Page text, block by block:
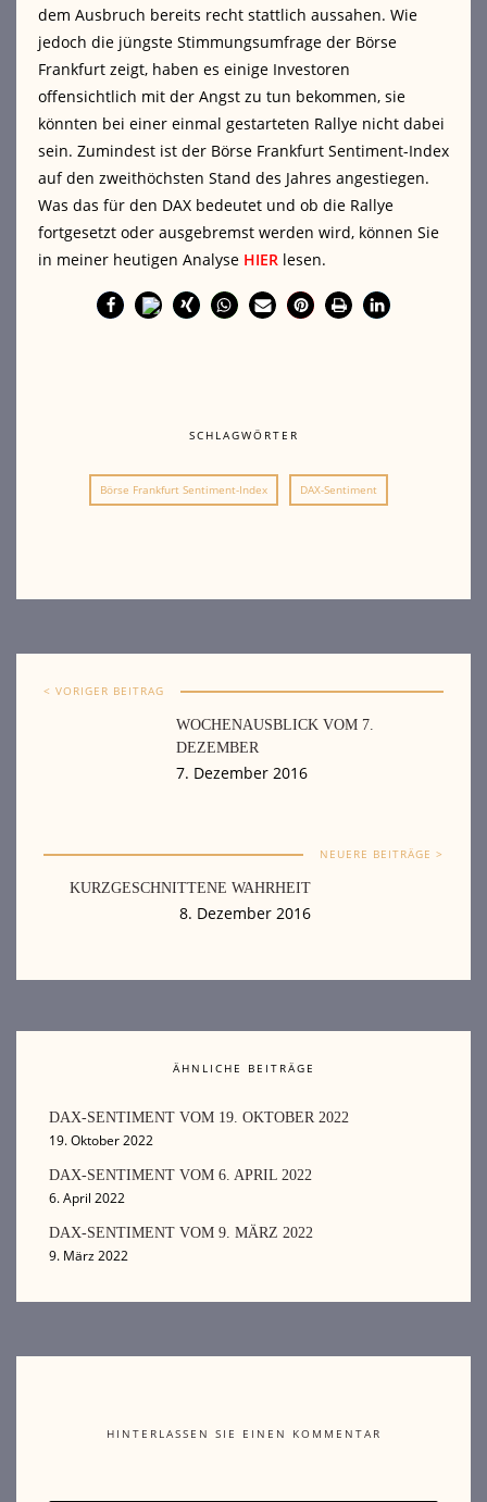
dem Ausbruch bereits recht stattlich aussahen. Wie
jedoch die jüngste Stimmungsumfrage der Börse
Frankfurt zeigt, haben es einige Investoren
offensichtlich mit der Angst zu tun bekommen, sie
könnten bei einer einmal gestarteten Rallye nicht dabei
sein. Zumindest ist der Börse Frankfurt Sentiment-Index
auf den zweithöchsten Stand des Jahres angestiegen.
Was das für den DAX bedeutet und ob die Rallye
fortgesetzt oder ausgebremst werden wird, können Sie
in meiner heutigen Analyse HIER lesen.
SCHLAGWÖRTER
Börse Frankfurt Sentiment-Index DAX-Sentiment
< VORIGER BEITRAG
WOCHENAUSBLICK VOM 7.
DEZEMBER
7. Dezember 2016
NEUERE BEITRÄGE >
KURZGESCHNITTENE WAHRHEIT
8. Dezember 2016
ÄHNLICHE BEITRÄGE
DAX-SENTIMENT VOM 19. OKTOBER 2022
19. Oktober 2022
DAX-SENTIMENT VOM 6. APRIL 2022
6. April 2022
DAX-SENTIMENT VOM 9. MÄRZ 2022
9. März 2022
HINTERLASSEN SIE EINEN KOMMENTAR